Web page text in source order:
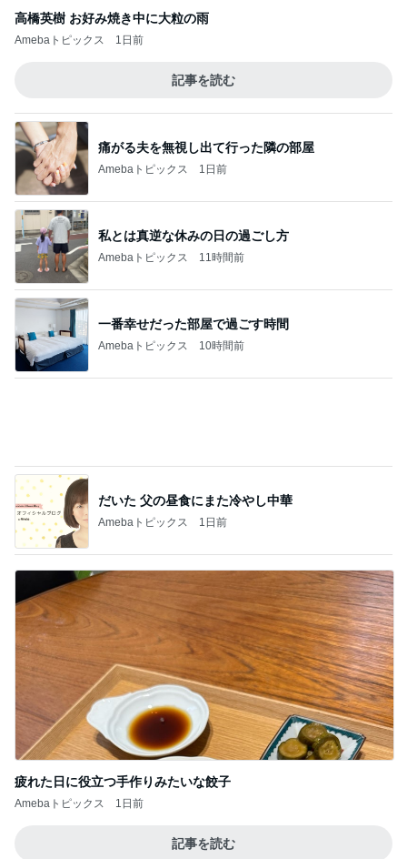
疲れた日に役立つ手作りみたいな餃子
Amebaトピックス
記事を読む
橋本じゅん 朝のファミレスで台本読み
高橋英樹 山荘で発見した夏の紅葉
受付で言われ混乱した夫の手術日
Amebaトピックス
ケンタの辛いチキンと炊き込みご飯
Amebaトピックス 1日前